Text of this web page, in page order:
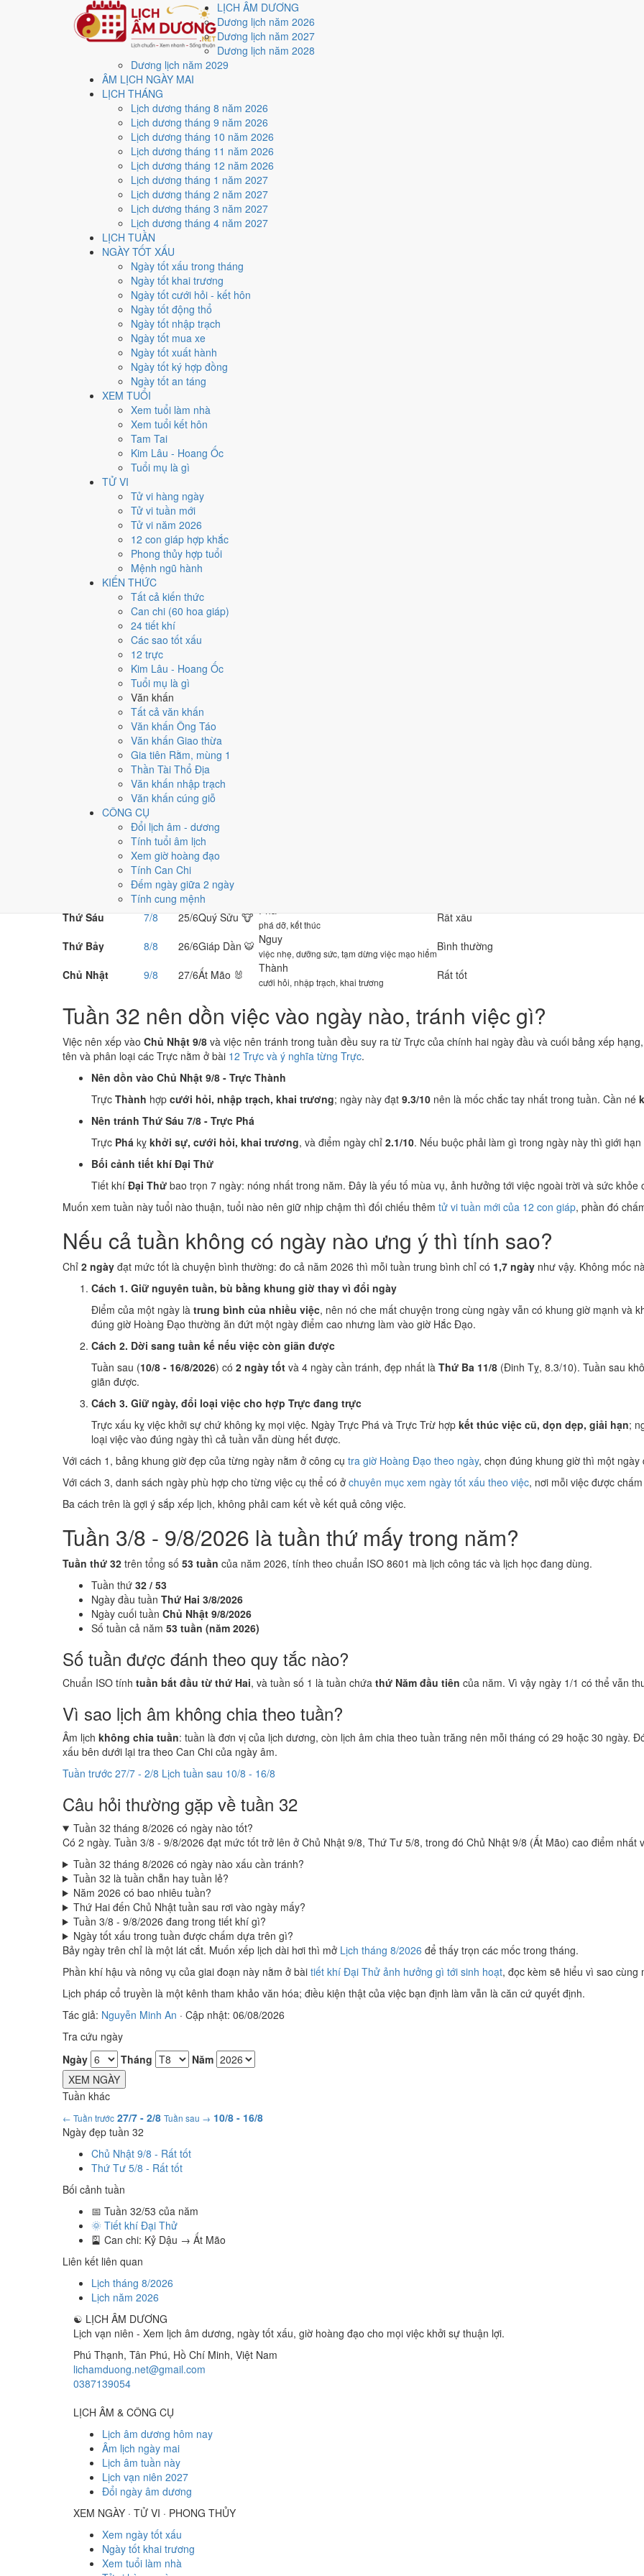
LỊCH ÂM DƯƠNG
Dương lịch năm 2026
Dương lịch năm 2027
Dương lịch năm 2028
Dương lịch năm 2029
ÂM LỊCH NGÀY MAI
LỊCH THÁNG
Lịch dương tháng 8 năm 2026
Lịch dương tháng 9 năm 2026
Lịch dương tháng 10 năm 2026
Lịch dương tháng 11 năm 2026
Lịch dương tháng 12 năm 2026
Lịch dương tháng 1 năm 2027
Lịch dương tháng 2 năm 2027
Lịch dương tháng 3 năm 2027
Lịch dương tháng 4 năm 2027
LỊCH TUẦN
NGÀY TỐT XẤU
Ngày tốt xấu trong tháng
Ngày tốt khai trương
Ngày tốt cưới hỏi - kết hôn
Ngày tốt động thổ
Ngày tốt nhập trạch
Ngày tốt mua xe
Ngày tốt xuất hành
Ngày tốt ký hợp đồng
Ngày tốt an táng
XEM TUỔI
Xem tuổi làm nhà
Xem tuổi kết hôn
Tam Tai
Kim Lâu - Hoang Ốc
Tuổi mụ là gì
TỬ VI
Tử vi hàng ngày
Tử vi tuần mới
Tử vi năm 2026
12 con giáp hợp khắc
Phong thủy hợp tuổi
Mệnh ngũ hành
KIẾN THỨC
Tất cả kiến thức
Can chi (60 hoa giáp)
24 tiết khí
Các sao tốt xấu
12 trực
Kim Lâu - Hoang Ốc
Tuổi mụ là gì
Văn khấn
Tất cả văn khấn
Văn khấn Ông Táo
Văn khấn Giao thừa
Gia tiên Rằm, mùng 1
Thần Tài Thổ Địa
Văn khấn nhập trạch
Văn khấn cúng giỗ
CÔNG CỤ
Đổi lịch âm - dương
Tính tuổi âm lịch
Xem giờ hoàng đạo
Tính Can Chi
Đếm ngày giữa 2 ngày
Tính cung mệnh
Trang chủ
Lịch năm 2026
Tháng 8/2026
Tuần 32
Tuần 32 có mấy ngày dùng được? Lịch âm 3/8 - 9/
(3/8 - 9/8/2026) là một tuần cân bằng giữa cát và hung, có
5/8; ngược lại
Thứ Sáu 7/8nên hoãn quyết định khó đảo ngược. Cả tuần nằm trong tiết khí
mốc nào trong tuần này vừa ý, phần cuối trang nêu
⚖️ Bình thường
⛔ Ngày tránh
📅 Tuần trong năm
Ngày đẹp nhất tuần 32 rơi vào hôm nào, ngày nào nên hoãn?
Xếp theo điểm ngày,Chủ Nhật 9/8
✨ 2 ngày đẹp nhất - nên khởi sự
Chủ Nhật 9/8/2026
Rất tốt
Thứ Tư 5/8/2026 Tân Hợi 🐷 · Trực Định · 8.9/10
Rất tốt
⚠️ 2 ngày cần thận trọng nhất - hoãn việc lớn
-1
Thứ Sáu 7/8/2026 Quý Sửu 🐮 · Trực Phá · 2.1/10
Rất xấu
Thứ Năm 6/8/2026 Nhâm Tý 🐭 · Trực Chấp · 4/10
7 ngày tuần 32 lệch âm - dương ra sao?
Bảy ngày dương 3/8 - 9/8/2026 nhằm
thường kỵ ngày kia.
Bảy ngày từ thứ Hai đến Chủ Nhật, mỗi dòng một ngày, bấm cột ngày dương để mở chi tiết.
DươngÂm Can Chi
3/8 21/6 Kỷ Dậu 🐔
4/8 22/6Canh Tuất 🐶
5/8 23/6Tân Hợi 🐷
Hôm nay6/8 24/6Nhâm Tý 🐭
Thứ Sáu
7/8 25/6Quý Sửu 🐮 Phá
phá dỡ, kết thúc
Rất xấu
Thứ Bảy
8/8 26/6Giáp Dần 🐯 Nguy
việc nhẹ, dưỡng sức, tạm dừng việc mạo hiểm
Bình thường
Chủ Nhật
9/8 27/6Ất Mão 🐰 Thành
cưới hỏi, nhập trạch, khai trương
Rất tốt
Tuần 32 nên dồn việc vào ngày nào, tránh việc gì?
Việc nên xếp vào Chủ Nhật 9/8 và việc nên tránh trong tuần đều suy ra từ Trực của chính hai ngày đầu và cuối bảng xếp
tên và phân loại các Trực nằm ở bài 12 Trực và ý nghĩa từng Trực.
Nên dồn vào Chủ Nhật 9/8 - Trực Thành
Trực Thành hợp cưới hỏi, nhập trạch, khai trương; ngày này đạt 9.3/10 nên là mốc chắc tay nhất trong tuần. Cần né
Nên tránh Thứ Sáu 7/8 - Trực Phá
Trực Phá kỵ khởi sự, cưới hỏi, khai trương, và điểm ngày chỉ 2.1/10. Nếu buộc phải làm gì trong ngày này thì giới hạn
Bối cảnh tiết khí Đại Thử
Tiết khí Đại Thử bao trọn 7 ngày: nóng nhất trong năm. Đây là yếu tố mùa vụ, ảnh hưởng tới việc ngoài trời và sức
Muốn xem tuần này tuổi nào thuận, tuổi nào nên giữ nhịp chậm thì đối chiếu thêm tử vi tuần mới của 12 con giáp, phần đó
Nếu cả tuần không có ngày nào ưng ý thì tính sao?
Chỉ 2 ngày đạt mức tốt là chuyện bình thường: đo cả năm 2026 thì mỗi tuần trung bình chỉ có 1,7 ngày như vậy. Không mốc
Cách 1. Giữ nguyên tuần, bù bằng khung giờ thay vì đổi ngày
Điểm của một ngày là trung bình của nhiều việc, nên nó che mất chuyện trong cùng ngày vẫn có khung giờ mạnh và
đúng giờ Hoàng Đạo thường ăn đứt một ngày điểm cao nhưng làm vào giờ Hắc Đạo.
Cách 2. Dời sang tuần kế nếu việc còn giãn được
Tuần sau (10/8 - 16/8/2026) có 2 ngày tốt và 4 ngày cần tránh, đẹp nhất là Thứ Ba 11/8 (Đinh Tỵ, 8.3/10). Tuần sau
giãn được.
Cách 3. Giữ ngày, đổi loại việc cho hợp Trực đang trực
Trực xấu kỵ việc khởi sự chứ không kỵ mọi việc. Ngày Trực Phá và Trực Trừ hợp kết thúc việc cũ, dọn dẹp, giải hạn;
loại việc vào đúng ngày thì cả tuần vẫn dùng hết được.
Với cách 1, bảng khung giờ đẹp của từng ngày nằm ở công cụ tra giờ Hoàng Đạo theo ngày, chọn đúng khung giờ thì một
Với cách 3, danh sách ngày phù hợp cho từng việc cụ thể có ở chuyên mục xem ngày tốt xấu theo việc, nơi mỗi việc được
Ba cách trên là gợi ý sắp xếp lịch, không phải cam kết về kết quả công việc.
Tuần 3/8 - 9/8/2026 là tuần thứ mấy trong năm?
Tuần thứ 32 trên tổng số 53 tuần của năm 2026, tính theo chuẩn ISO 8601 mà lịch công tác và lịch học đang dùng.
Tuần thứ 32 / 53
Ngày đầu tuần Thứ Hai 3/8/2026
Ngày cuối tuần Chủ Nhật 9/8/2026
Số tuần cả năm 53 tuần (năm 2026)
Số tuần được đánh theo quy tắc nào?
Chuẩn ISO tính tuần bắt đầu từ thứ Hai, và tuần số 1 là tuần chứa thứ Năm đầu tiên của năm. Vì vậy ngày 1/1 có thể vẫn
Vì sao lịch âm không chia theo tuần?
Âm lịch không chia tuần: tuần là đơn vị của lịch dương, còn lịch âm chia theo tuần trăng nên mỗi tháng có 29 hoặc 30 ngày.
xấu bên dưới lại tra theo Can Chi của ngày âm.
Tuần trước 27/7 - 2/8 Lịch tuần sau 10/8 - 16/8
Câu hỏi thường gặp về tuần 32
Tuần 32 tháng 8/2026 có ngày nào tốt?
Có 2 ngày. Tuần 3/8 - 9/8/2026 đạt mức tốt trở lên ở Chủ Nhật 9/8, Thứ Tư 5/8, trong đó Chủ Nhật 9/8 (Ất Mão) cao điểm nhất
Tuần 32 tháng 8/2026 có ngày nào xấu cần tránh?
Tuần 32 là tuần chẵn hay tuần lẻ?
Năm 2026 có bao nhiêu tuần?
Thứ Hai đến Chủ Nhật tuần sau rơi vào ngày mấy?
Tuần 3/8 - 9/8/2026 đang trong tiết khí gì?
Ngày tốt xấu trong tuần được chấm dựa trên gì?
Bảy ngày trên chỉ là một lát cắt. Muốn xếp lịch dài hơi thì mở Lịch tháng 8/2026 để thấy trọn các mốc trong tháng.
Phần khí hậu và nông vụ của giai đoạn này nằm ở bài tiết khí Đại Thử ảnh hưởng gì tới sinh hoạt, đọc kèm sẽ hiểu vì sao cùng
Lịch pháp cổ truyền là một kênh tham khảo văn hóa; điều kiện thật của việc bạn định làm vẫn là căn cứ quyết định.
Tác giả: Nguyễn Minh An · Cập nhật: 06/08/2026
Tra cứu ngày
Ngày
Tháng
Năm
XEM NGÀY
Tuần khác
← Tuần trước 27/7 - 2/8 Tuần sau → 10/8 - 16/8
Ngày đẹp tuần 32
Chủ Nhật 9/8 - Rất tốt
Thứ Tư 5/8 - Rất tốt
Bối cảnh tuần
📅 Tuần 32/53 của năm
🌞 Tiết khí Đại Thử
🎴 Can chi: Kỷ Dậu → Ất Mão
Liên kết liên quan
Lịch tháng 8/2026
Lịch năm 2026
☯ LỊCH ÂM DƯƠNG
Lịch vạn niên - Xem lịch âm dương, ngày tốt xấu, giờ hoàng đạo cho mọi việc khởi sự thuận lợi.
Phú Thạnh, Tân Phú, Hồ Chí Minh, Việt Nam
lichamduong.net@gmail.com
0387139054
LỊCH ÂM & CÔNG CỤ
Lịch âm dương hôm nay
Âm lịch ngày mai
Lịch âm tuần này
Lịch vạn niên 2027
Đổi ngày âm dương
XEM NGÀY · TỬ VI · PHONG THỦY
Xem ngày tốt xấu
Ngày tốt khai trương
Xem tuổi làm nhà